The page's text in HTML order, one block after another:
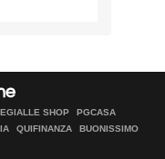
SHOP
PGCASA
QUIFINANZA
BUONISSIMO